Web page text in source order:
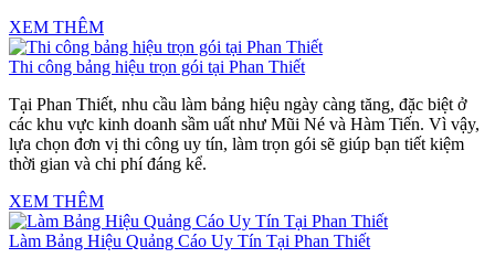
XEM THÊM
Thi công bảng hiệu trọn gói tại Phan Thiết
Tại Phan Thiết, nhu cầu làm bảng hiệu ngày càng tăng, đặc biệt ở
các khu vực kinh doanh sầm uất như Mũi Né và Hàm Tiến. Vì vậy,
lựa chọn đơn vị thi công uy tín, làm trọn gói sẽ giúp bạn tiết kiệm
thời gian và chi phí đáng kể.
XEM THÊM
Làm Bảng Hiệu Quảng Cáo Uy Tín Tại Phan Thiết